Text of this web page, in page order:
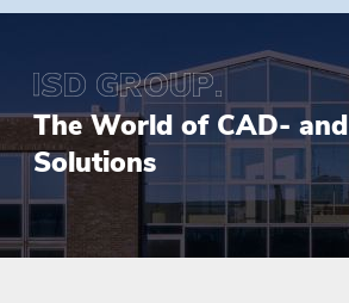
The World of CAD-
Solutions